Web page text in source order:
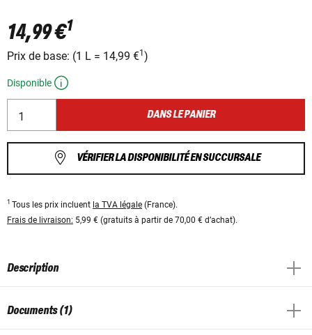
14,99 €1
Prix ​​de base: (1 L = 14,99 €1 )
Disponible
DANS LE PANIER
VÉRIFIER LA DISPONIBILITÉ EN SUCCURSALE
1 Tous les prix incluent la TVA légale (France).
Frais de livraison: 5,99 € (gratuits à partir de 70,00 € d’achat).
Description
Documents (1)